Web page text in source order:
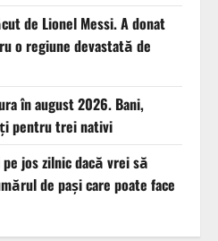
de Lionel Messi. A donat
o regiune devastată de
în august 2026. Bani,
pentru trei nativi
jos zilnic dacă vrei să
de pași care poate face